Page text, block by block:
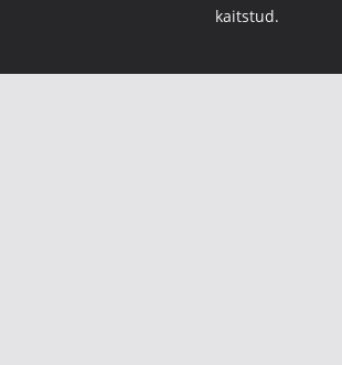
kaitstud.